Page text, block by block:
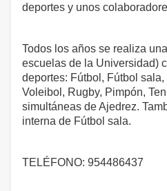
deportes y unos
Todos los años se realiza
escuelas de la Universidad)
deportes: Fútbol, Fútbol
Voleibol, Rugby, Pimpón,
simultáneas de Ajedrez.
interna de Fútbol sala.
TELÉFONO: 954486437